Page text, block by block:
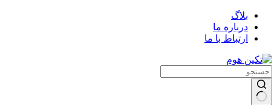
بلاگ
درباره ما
ارتباط با ما